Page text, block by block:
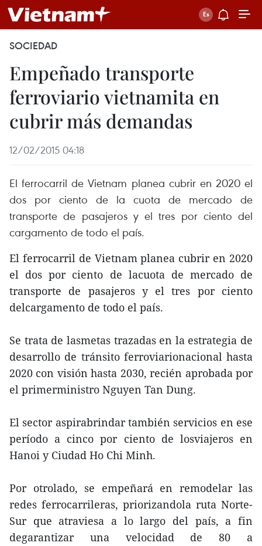
SOCIEDAD
Empeñado transporte
ferroviario vietnamita en
cubrir más demandas
12/02/2015 04:18
El ferrocarril de Vietnam planea cubrir en 2020 el
dos por ciento de la cuota de mercado de
transporte de pasajeros y el tres por ciento del
cargamento de todo el país.
El ferrocarril de Vietnam planea cubrir en 2020
el dos por ciento de lacuota de mercado de
transporte de pasajeros y el tres por ciento
delcargamento de todo el país.
Se trata de lasmetas trazadas en la estrategia de
desarrollo de tránsito ferroviarionacional hasta
2020 con visión hasta 2030, recién aprobada por
el primerministro Nguyen Tan Dung.
El sector aspirabrindar también servicios en ese
período a cinco por ciento de losviajeros en
Hanoi y Ciudad Ho Chi Minh.
Por otrolado, se empeñará en remodelar las
redes ferrocarrileras, priorizandola ruta Norte-
Sur que atraviesa a lo largo del país, a fin
degarantizar una velocidad de 80 a